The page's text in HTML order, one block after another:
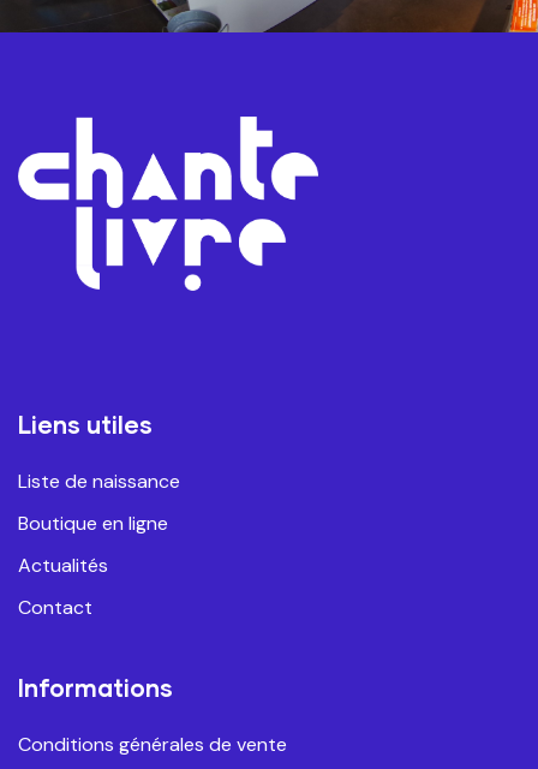
Liens utiles
Liste de naissance
Boutique en ligne
Actualités
Contact
Informations
Conditions générales de vente